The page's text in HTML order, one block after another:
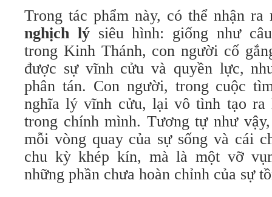
Trong tác phẩm này, có thể nhận
nghịch lýsiêu hình: giống như
trong Kinh Thánh, con người cố
được sự vĩnh cửu và quyền lực,
phân tán. Con người, trong cuộc
nghĩa lý vĩnh cửu, lại vô tình tạo ra
trong chính mình. Tương tự như
mỗi vòng quay của sự sống và cái
chu kỳ khép kín, mà là một vỡ
những phần chưa hoàn chỉnh của sự